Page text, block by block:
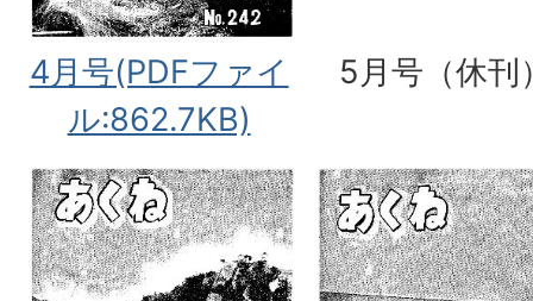
4月号(PDFファイ
ル:862.7KB)
5月号（休刊